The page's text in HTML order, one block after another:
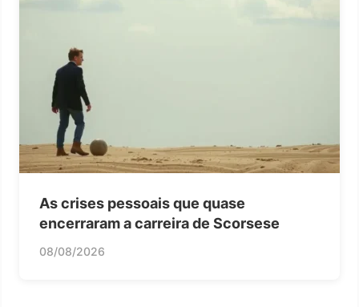
As crises pessoais que quase
encerraram a carreira de Scorsese
08/08/2026